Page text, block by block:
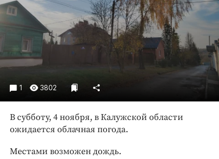
Общество
Погода
Праздники
Происшествия
Спорт
Блоги
Издания
1 3802
В субботу, 4 ноября, в Калужской области
ожидается облачная погода.
Местами возможен дождь.